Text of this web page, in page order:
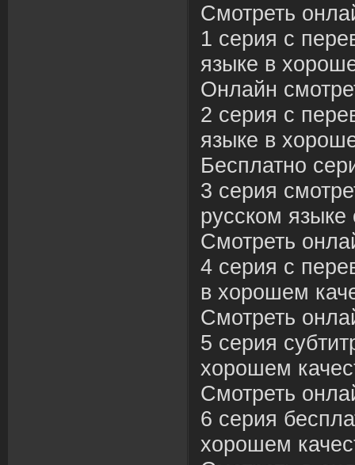
Смотреть
1 серия с
языке в
Онлайн
2 серия с
языке в
Бесплатно
3 серия
русском языке
Смотреть
4 серия с
в хорошем
Смотреть
5 серия
хорошем
Смотреть
6 серия
хорошем